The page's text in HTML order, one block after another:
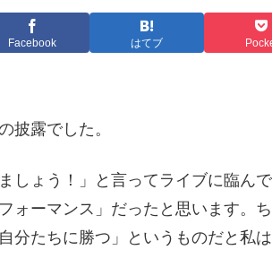
Facebook はてブ
披露でした。
しょう！」と言ってライブに臨ん
ォーマンス」だったと思います。
分たちに勝つ」というものだと私は